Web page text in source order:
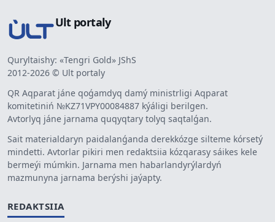
Ult portaly
Quryltaishy: «Tengri Gold» JShS
2012-2026 © Ult portaly
QR Aqparat jáne qoǵamdyq damý ministrligi Aqparat
komitetiniń №KZ71VPY00084887 kýáligi berilgen.
Avtorlyq jáne jarnama quqyqtary tolyq saqtalǵan.
Sait materialdaryn paidalanǵanda derekkózge silteme kórsetý
mindetti. Avtorlar pikiri men redaktsiia kózqarasy sáikes kele
bermeýi múmkin. Jarnama men habarlandyrýlardyń
mazmunyna jarnama berýshi jaýapty.
REDAKTSIIA